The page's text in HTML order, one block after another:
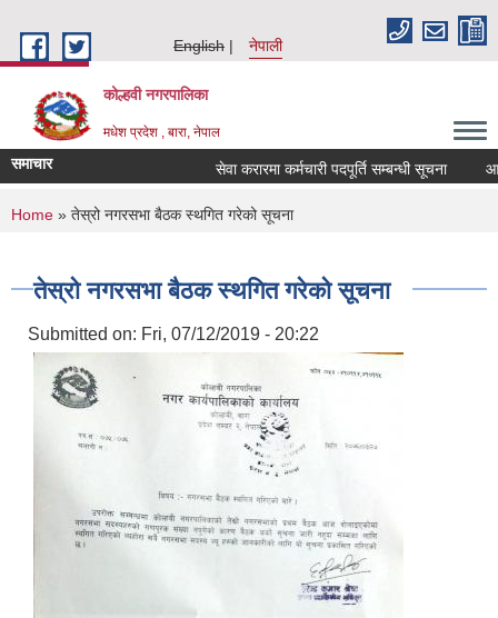
English
नेपाली
कोल्हवी नगरपालिका
मधेश प्रदेश , बारा, नेपाल
समाचार सेवा करारमा कर्मचारी पदपूर्ति सम्बन्धी सूचना आ.
You are here
Home » तेस्रो नगरसभा बैठक स्थगित गरेको सूचना
तेस्रो नगरसभा बैठक स्थगित गरेको सूचना
Submitted on: Fri, 07/12/2019 - 20:22